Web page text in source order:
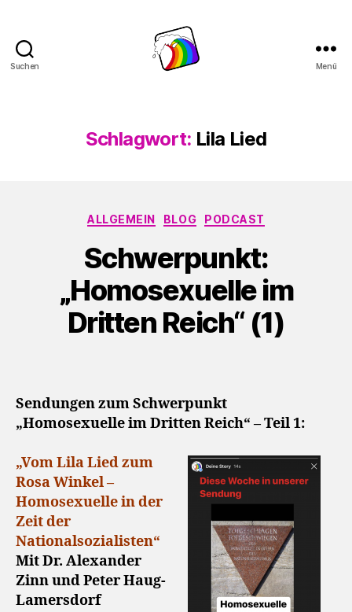
Suchen Menü
Schlagwort: Lila Lied
Kategorien
ALLGEMEIN BLOG PODCAST
Schwerpunkt:
„Homosexuelle im
Dritten Reich“ (1)
Sendungen zum Schwerpunkt
„Homosexuelle im Dritten Reich“ – Teil 1:
„Vom Lila Lied zum
Rosa Winkel –
Homosexuelle in der
Zeit der
Nationalsozialisten“
Mit Dr. Alexander
Zinn und Peter Haug-
Lamersdorf